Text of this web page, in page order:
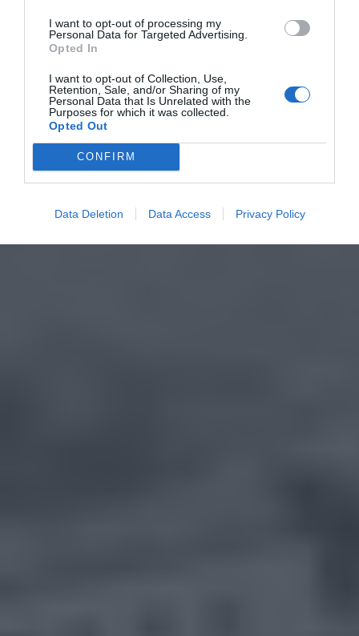
I want to opt-out of processing my
Personal Data for Targeted Advertising.
Opted In
I want to opt-out of Collection, Use,
Retention, Sale, and/or Sharing of my
Personal Data that Is Unrelated with the
Purposes for which it was collected.
Opted Out
CONFIRM
Data Deletion Data Access Privacy Policy